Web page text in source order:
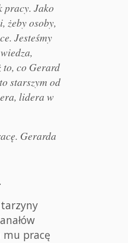
pracy. Jako
żeby osoby,
Jesteśmy
to, co Gerard
starszym od
lidera w
Gerarda
mu pracę